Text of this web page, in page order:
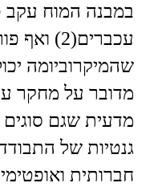
במבנה המוח עקב
שהמיקרוביומה
מדובר על מחקר
מדעית שגם
גנטיות של
חברותית